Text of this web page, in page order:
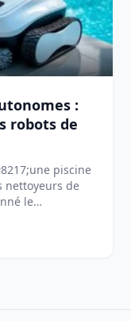
:
robots de
piscine
nettoyeurs de
le